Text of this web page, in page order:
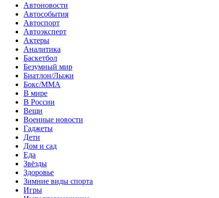
Автоновости
Автособытия
Автоспорт
Автоэксперт
Актеры
Аналитика
Баскетбол
Безумный мир
Биатлон/Лыжи
Бокс/MMA
В мире
В России
Вещи
Военные новости
Гаджеты
Дети
Дом и сад
Еда
Звёзды
Здоровье
Зимние виды спорта
Игры